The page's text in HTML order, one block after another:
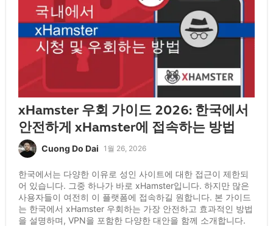
xHamster 우회 가이드 2026: 한국에서
안전하게 xHamster에 접속하는 방법
Cuong Do Dai 1월 26, 2026
한국에서는 다양한 이유로 성인 사이트에 대한 접근이 제한되
어 있습니다. 그중 하나가 바로 xHamster입니다. 하지만 많은
사용자들이 여전히 이 플랫폼에 접속하길 원합니다. 본 가이드
는 한국에서 xHamster 우회하는 가장 안전하고 효과적인 방법
을 설명하며, VPN을 포함한 다양한 대안을 함께 소개합니다.